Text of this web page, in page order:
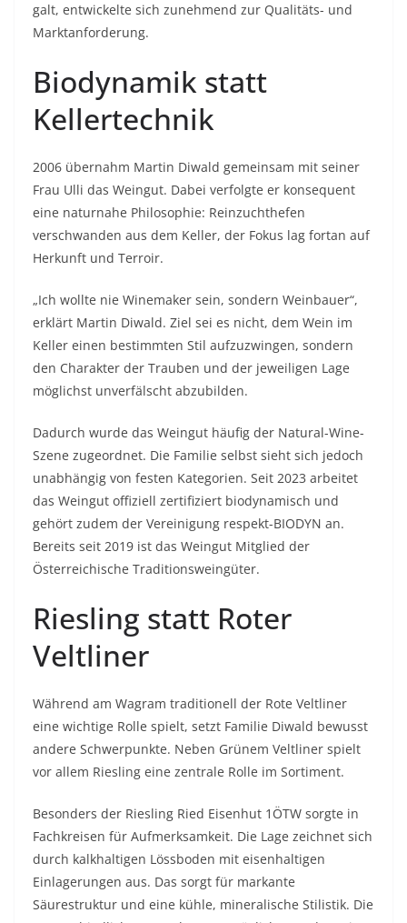
galt, entwickelte sich zunehmend zur Qualitäts- und
Marktanforderung.
Biodynamik statt
Kellertechnik
2006 übernahm Martin Diwald gemeinsam mit seiner
Frau Ulli das Weingut. Dabei verfolgte er konsequent
eine naturnahe Philosophie: Reinzuchthefen
verschwanden aus dem Keller, der Fokus lag fortan auf
Herkunft und Terroir.
„Ich wollte nie Winemaker sein, sondern Weinbauer“,
erklärt Martin Diwald. Ziel sei es nicht, dem Wein im
Keller einen bestimmten Stil aufzuzwingen, sondern
den Charakter der Trauben und der jeweiligen Lage
möglichst unverfälscht abzubilden.
Dadurch wurde das Weingut häufig der Natural-Wine-
Szene zugeordnet. Die Familie selbst sieht sich jedoch
unabhängig von festen Kategorien. Seit 2023 arbeitet
das Weingut offiziell zertifiziert biodynamisch und
gehört zudem der Vereinigung respekt-BIODYN an.
Bereits seit 2019 ist das Weingut Mitglied der
Österreichische Traditionsweingüter.
Riesling statt Roter
Veltliner
Während am Wagram traditionell der Rote Veltliner
eine wichtige Rolle spielt, setzt Familie Diwald bewusst
andere Schwerpunkte. Neben Grünem Veltliner spielt
vor allem Riesling eine zentrale Rolle im Sortiment.
Besonders der Riesling Ried Eisenhut 1ÖTW sorgte in
Fachkreisen für Aufmerksamkeit. Die Lage zeichnet sich
durch kalkhaltigen Lössboden mit eisenhaltigen
Einlagerungen aus. Das sorgt für markante
Säurestruktur und eine kühle, mineralische Stilistik. Die